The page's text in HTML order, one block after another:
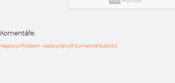
Komentáře:
Nejste přihlášeni - nelze připojit komentáře bloků